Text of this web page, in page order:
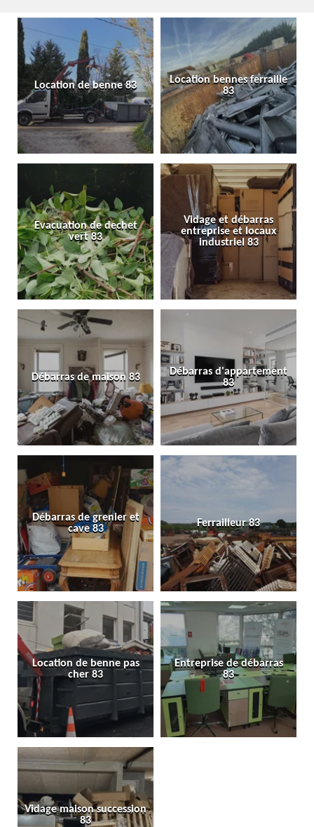
Location de benne 83
Location bennes ferraille
83
Evacuation de dechet
vert 83
Vidage et débarras
entreprise et locaux
industriel 83
Débarras de maison 83
Débarras d'appartement
83
Débarras de grenier et
cave 83
Ferrailleur 83
Location de benne pas
cher 83
Entreprise de débarras
83
Vidage maison succession
83